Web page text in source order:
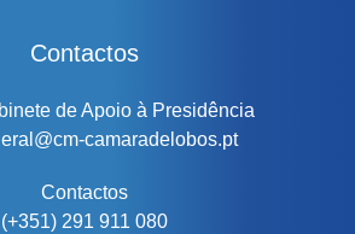
Contactos
de Apoio à Presidência
camaradelobos.pt
Contactos
(+351) 291 911 080